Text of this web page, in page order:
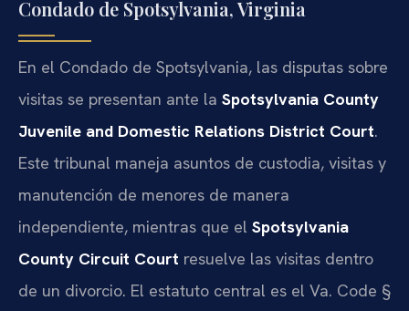
Condado de Spotsylvania, Virginia
En el Condado de Spotsylvania, las disputas sobre
visitas se presentan ante la Spotsylvania County
Juvenile and Domestic Relations District Court.
Este tribunal maneja asuntos de custodia, visitas y
manutención de menores de manera
independiente, mientras que el Spotsylvania
County Circuit Court resuelve las visitas dentro
de un divorcio. El estatuto central es el Va. Code §